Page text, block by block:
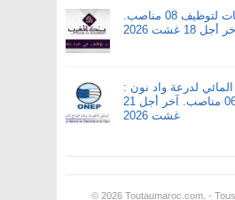
بنك المغرب : مباريات لتوظيف 08 مناصب.
آخر أجل 18 غشت 2026
لدرعة واد نون :
مباريات لتوظيف 06 مناصب. آخر أجل 21
غشت 2026
© 2026 Toutaumaroc.com. -